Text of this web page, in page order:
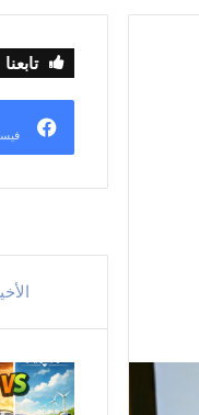
تابعنا